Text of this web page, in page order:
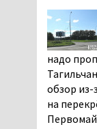
надо
обзор из-
на